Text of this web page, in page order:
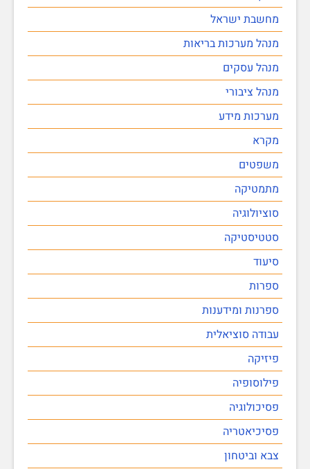
מחשבת ישראל
מנהל מערכות בריאות
מנהל עסקים
מנהל ציבורי
מערכות מידע
מקרא
משפטים
מתמטיקה
סוציולוגיה
סטטיסטיקה
סיעוד
ספרות
ספרנות ומידענות
עבודה סוציאלית
פיזיקה
פילוסופיה
פסיכולוגיה
פסיכיאטריה
צבא וביטחון